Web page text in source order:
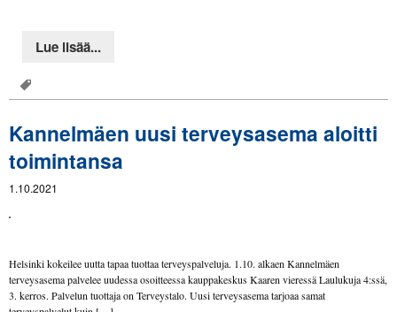
Lue lisää...
Kannelmäen uusi terveysasema aloitti
toimintansa
1.10.2021
Helsinki kokeilee uutta tapaa tuottaa terveyspalveluja. 1.10. alkaen Kannelmäen
terveysasema palvelee uudessa osoitteessa kauppakeskus Kaaren vieressä Laulukuja 4:ssä,
3. kerros. Palvelun tuottaja on Terveystalo. Uusi terveysasema tarjoaa samat